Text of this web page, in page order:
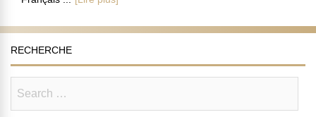
RECHERCHE